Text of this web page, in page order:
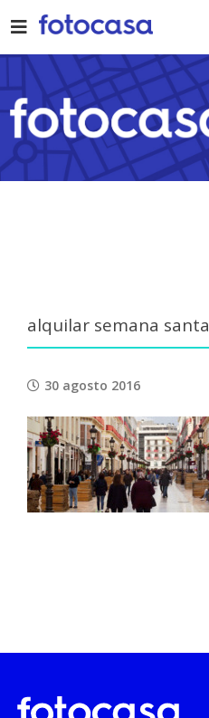
to
content
alquilar semana santa
30 agosto 2016